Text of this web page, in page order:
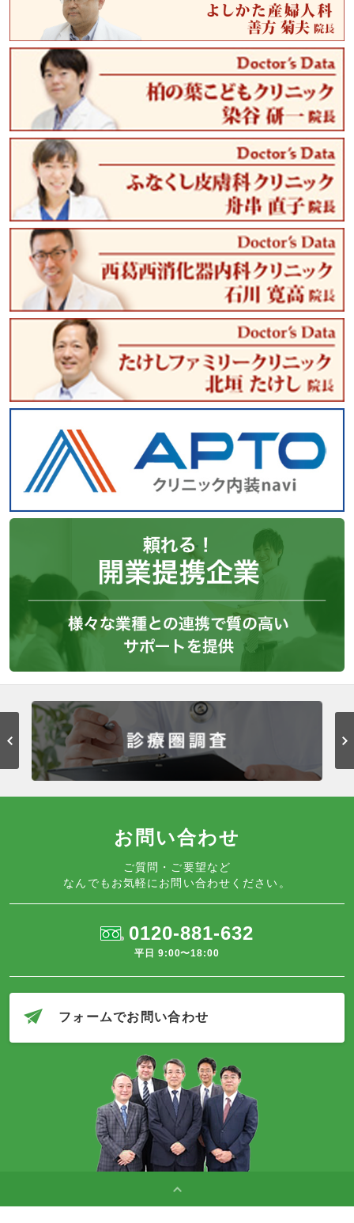
お問い合わせ
ご質問・ご要望など
なんでもお気軽にお問い合わせください。
0120-881-632
平日 9:00〜18:00
フォームでお問い合わせ